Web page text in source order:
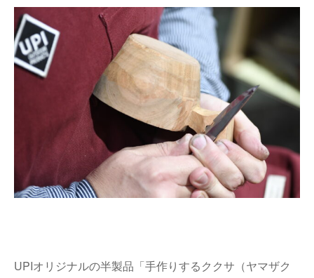
UPIオリジナルの半製品「手作りするククサ（ヤマザク